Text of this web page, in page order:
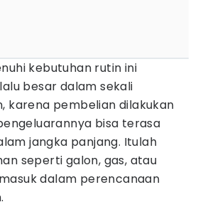
kebutuhan rutin ini
besar dalam sekali
karena pembelian dilakukan
bisa terasa
jangka panjang. Itulah
seperti galon, gas, atau
dalam perencanaan